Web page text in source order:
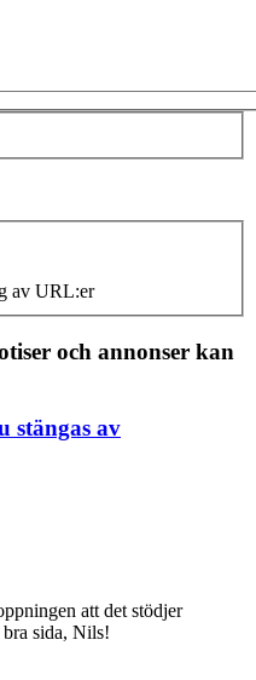
av URL:er
och annonser kan
stängas av
att det stödjer
sida, Nils!